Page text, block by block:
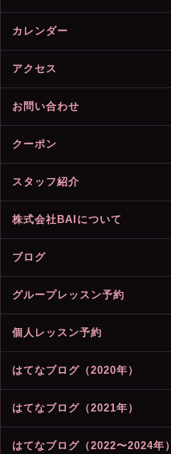
カレンダー
アクセス
お問い合わせ
クーポン
スタッフ紹介
株式会社BAIについて
ブログ
グループレッスン予約
個人レッスン予約
はてなブログ（2020年）
はてなブログ（2021年）
はてなブログ（2022〜2024年）